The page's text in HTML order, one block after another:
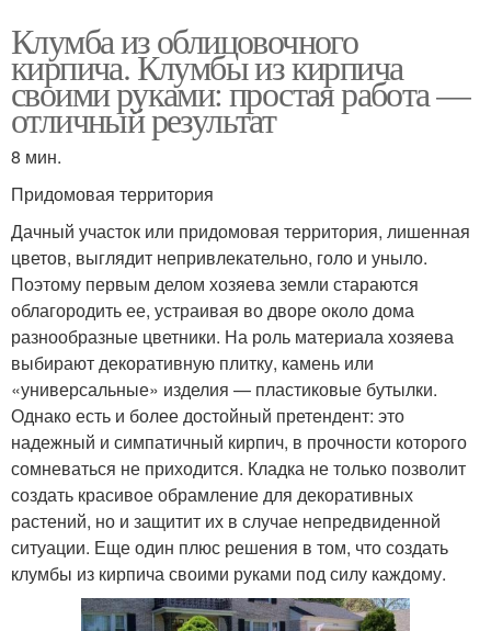
Клумба из облицовочного
кирпича. Клумбы из кирпича
своими руками: простая работа —
отличный результат
8 мин.
Придомовая территория
Дачный участок или придомовая территория, лишенная
цветов, выглядит непривлекательно, голо и уныло.
Поэтому первым делом хозяева земли стараются
облагородить ее, устраивая во дворе около дома
разнообразные цветники. На роль материала хозяева
выбирают декоративную плитку, камень или
«универсальные» изделия — пластиковые бутылки.
Однако есть и более достойный претендент: это
надежный и симпатичный кирпич, в прочности которого
сомневаться не приходится. Кладка не только позволит
создать красивое обрамление для декоративных
растений, но и защитит их в случае непредвиденной
ситуации. Еще один плюс решения в том, что создать
клумбы из кирпича своими руками под силу каждому.